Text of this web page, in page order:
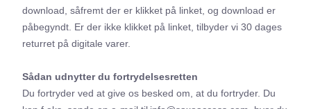
download, såfremt der er klikket på linket, og download er
påbegyndt. Er der ikke klikket på linket, tilbyder vi 30 dages
returret på digitale varer.
Sådan udnytter du fortrydelsesretten
Du fortryder ved at give os besked om, at du fortryder. Du